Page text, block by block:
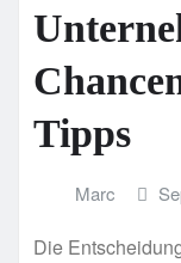
Tipps
Marc
Die